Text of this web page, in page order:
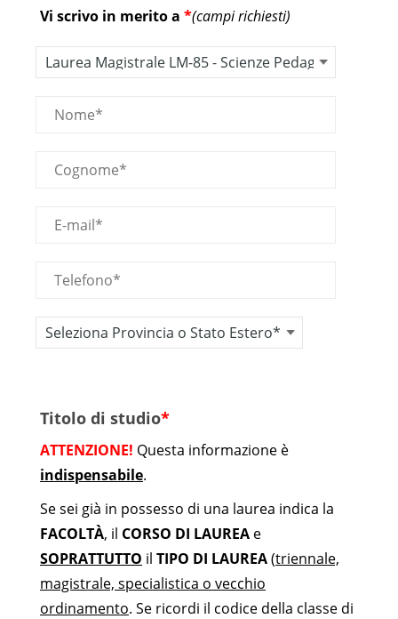
Vi scrivo in merito a *(campi richiesti)
Titolo di studio*
ATTENZIONE! Questa informazione è
indispensabile.
Se sei già in possesso di una laurea indica la
FACOLTÀ, il CORSO DI LAUREA e
SOPRATTUTTO il TIPO DI LAUREA(triennale,
magistrale, specialistica o vecchio
ordinamento. Se ricordi il codice della classe di